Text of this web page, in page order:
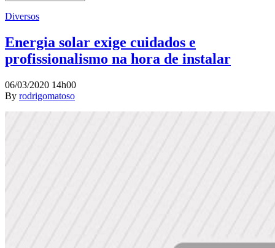
Diversos
Energia solar exige cuidados e
profissionalismo na hora de instalar
06/03/2020 14h00
By rodrigomatoso